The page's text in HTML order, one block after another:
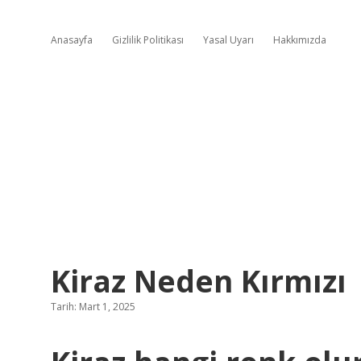
Anasayfa Gizlilik Politikası Yasal Uyarı Hakkımızda
Kiraz Neden Kırmızı
Tarih: Mart 1, 2025